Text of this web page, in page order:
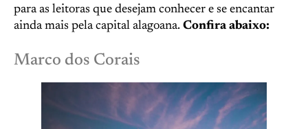
para as leitoras que desejam conhecer e se encantar
ainda mais pela capital alagoana. Confira abaixo:
Marco dos Corais